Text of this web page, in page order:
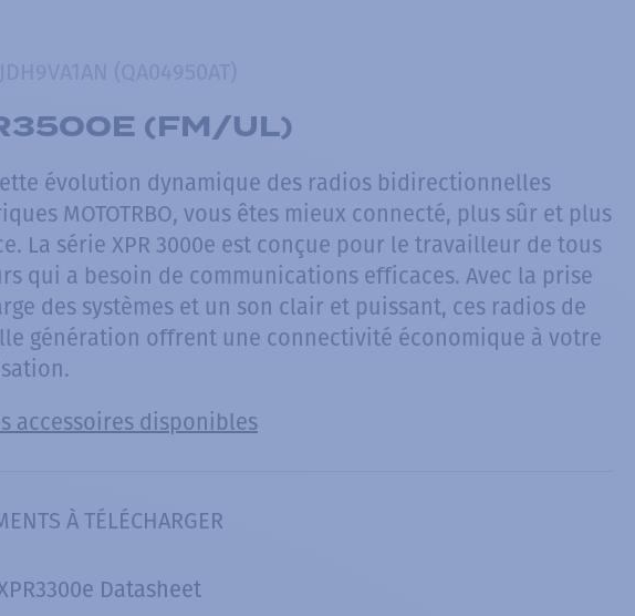
(FM/UL)
évolution dynamique des radios bidirectionnelles
MOTOTRBO, vous êtes mieux connecté, plus sûr et plus
La série XPR 3000e est conçue pour le travailleur de tous
qui a besoin de communications efficaces. Avec la prise
des systèmes et un son clair et puissant, ces radios de
génération offrent une connectivité économique à votre
accessoires disponibles
À TÉLÉCHARGER
Datasheet